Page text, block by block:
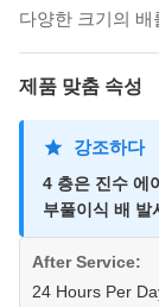
다양한 크기의
제품 맞춤 속성
강조하다
4 층은 진수 에
부풀이식 배 발
After Service:
24 Hours Per